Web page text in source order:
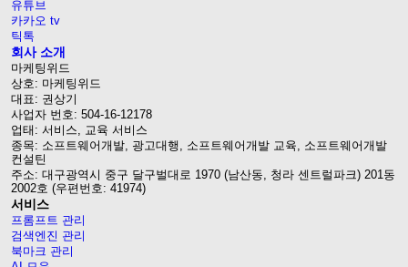
유튜브
카카오 tv
틱톡
회사 소개
마케팅위드
상호: 마케팅위드
대표: 권상기
사업자 번호: 504-16-12178
업태: 서비스, 교육 서비스
종목: 소프트웨어개발, 광고대행, 소프트웨어개발 교육, 소프트웨어개발
컨설틴
주소: 대구광역시 중구 달구벌대로 1970 (남산동, 청라 센트럴파크) 201동
2002호 (우편번호: 41974)
서비스
프롬프트 관리
검색엔진 관리
북마크 관리